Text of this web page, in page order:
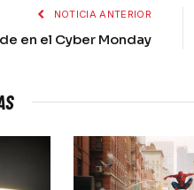
NOTICIA ANTERIOR
en el Cyber Monday